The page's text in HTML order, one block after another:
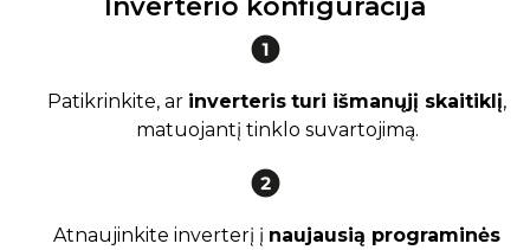
Inverterio konfigūracija
Patikrinkite, ar inverteris turi išmanųjį skaitiklį,
matuojantį tinklo suvartojimą.
Atnaujinkite inverterį į naujausią programinės